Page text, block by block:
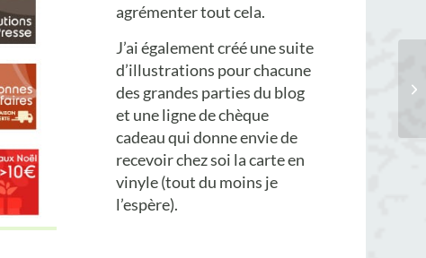
agrémenter tout cela.
J’ai également créé une suite
d’illustrations pour chacune
des grandes parties du blog
et une ligne de chèque
cadeau qui donne envie de
recevoir chez soi la carte en
vinyle (tout du moins je
l’espère).